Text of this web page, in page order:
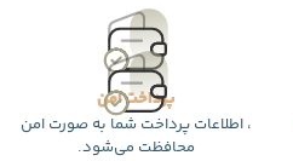
پرداخت امن
، اطلاعات پرداخت شما به صورت امن
محافظت می‌شود.